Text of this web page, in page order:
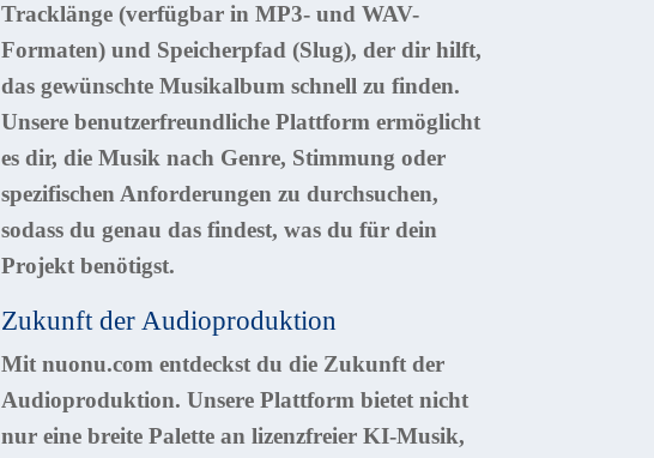
Tracklänge (verfügbar in MP3- und WAV-
Formaten) und Speicherpfad (Slug), der dir hilft,
das gewünschte Musikalbum schnell zu finden.
Unsere benutzerfreundliche Plattform ermöglicht
es dir, die Musik nach Genre, Stimmung oder
spezifischen Anforderungen zu durchsuchen,
sodass du genau das findest, was du für dein
Projekt benötigst.
Zukunft der Audioproduktion
Mit nuonu.com entdeckst du die Zukunft der
Audioproduktion. Unsere Plattform bietet nicht
nur eine breite Palette an lizenzfreier KI-Musik,